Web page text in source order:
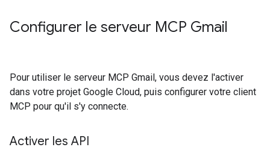
Configurer le serveur MCP Gmail
Pour utiliser le serveur MCP Gmail, vous devez l'activer
dans votre projet Google Cloud, puis configurer votre client
MCP pour qu'il s'y connecte.
Activer les API